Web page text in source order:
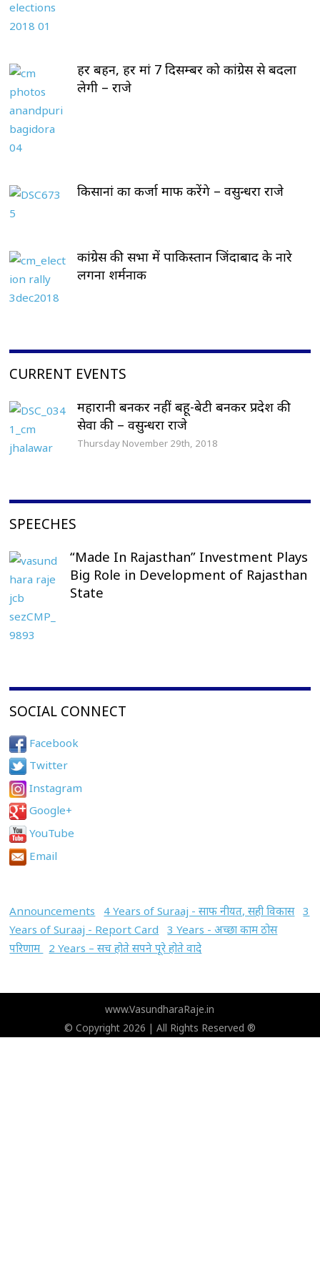
हर बहन, हर मां 7 दिसम्बर को कांग्रेस से बदला
लेगी – राजे
किसानां का कर्जा माफ करेंगे – वसुन्धरा राजे
कांग्रेस की सभा में पाकिस्तान जिंदाबाद के नारे
लगना शर्मनाक
CURRENT EVENTS
महारानी बनकर नहीं बहू-बेटी बनकर प्रदेश की
सेवा की – वसुन्धरा राजे
Thursday November 29th, 2018
SPEECHES
“Made In Rajasthan” Investment Plays
Big Role in Development of Rajasthan
State
SOCIAL CONNECT
Facebook
Twitter
Instagram
Google+
YouTube
Email
Announcements 4 Years of Suraaj - साफ नीयत, सही विकास 3
Years of Suraaj - Report Card
3 Years - अच्छा काम ठोस
परिणाम
2 Years – सच होते सपने पूरे होते वादे
www.VasundharaRaje.in
© Copyright 2026 | All Rights Reserved ®